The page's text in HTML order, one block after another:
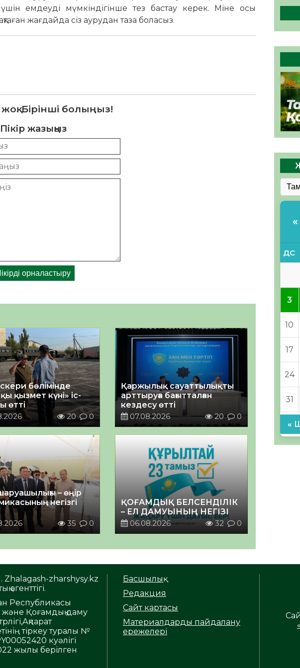
емдеуді мүмкіндігінше тез бастау керек. Міне осы
жағдайда сіз аурудан таза боласыз.
Бірінші болыңыз!
Пікір жазыңыз
бөлімінде
қызмет күні» іс-
өтті
20 0
Қаржылық сауаттылықты
арттыруға бағытталған
кездесу өтті
07.08.2026
20 0
– өңір
негізгі
35 0
ҚОҒАМДЫҚ БЕЛСЕНДІЛІК
– ЕЛ ДАМУЫНЫҢ НЕГІЗІ
06.08.2026
32 0
«
ДС
3
10
17
24
31
«
Zhalagash-zharshysy.kz
агенттігі.
Республикасы
және Қоғамдық даму
тіркеу туралы №
куәлігі
жылы берілген
Басшылық
Редакция
Сайт картасы
Материалдарды пайдалану
ережелері